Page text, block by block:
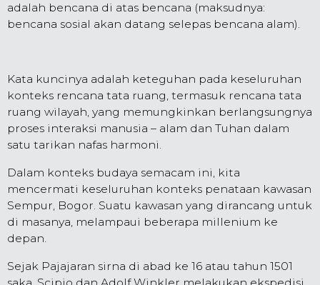
adalah bencana di atas bencana (maksudnya:
bencana sosial akan datang selepas bencana alam).
Kata kuncinya adalah keteguhan pada keseluruhan
konteks rencana tata ruang, termasuk rencana tata
ruang wilayah, yang memungkinkan berlangsungnya
proses interaksi manusia – alam dan Tuhan dalam
satu tarikan nafas harmoni.
Dalam konteks budaya semacam ini, kita
mencermati keseluruhan konteks penataan kawasan
Sempur, Bogor. Suatu kawasan yang dirancang untuk
di masanya, melampaui beberapa millenium ke
depan.
Sejak Pajajaran sirna di abad ke 16 atau tahun 1501
saka, Scipio dan Adolf Winkler melakukan ekspedisi